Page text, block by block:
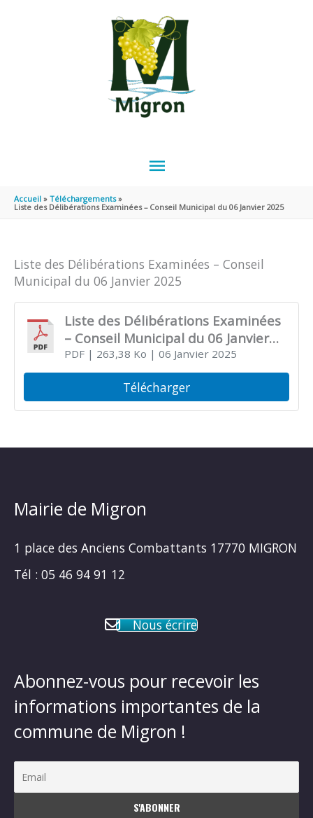
MENU
PRINCIPAL
Accueil
Téléchargements
Liste des Délibérations Examinées – Conseil Municipal du 06 Janvier 2025
Liste des Délibérations Examinées – Conseil
Municipal du 06 Janvier 2025
Liste des Délibérations Examinées
– Conseil Municipal du 06 Janvier
2025
PDF| 263,38 Ko | 06 Janvier 2025
Télécharger
Mairie de Migron
1 place des Anciens Combattants 17770 MIGRON
Tél : 05 46 94 91 12
Nous écrire
Abonnez-vous pour recevoir les
informations importantes de la
commune de Migron !